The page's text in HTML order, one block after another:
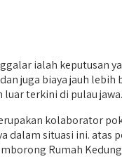
ialah keputusan
juga biaya jauh
terkini di pulau
kolaborator
dalam situasi ini. atas
Rumah